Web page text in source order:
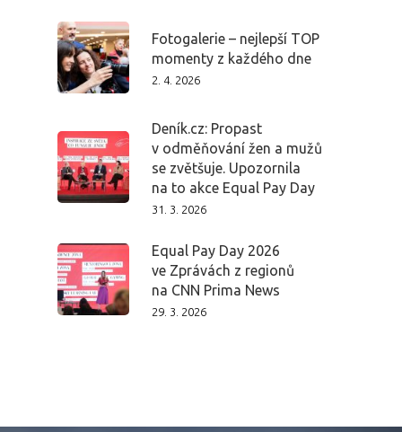
Fotogalerie – nejlepší TOP
momenty z každého dne
2. 4. 2026
Deník.cz: Propast
v odměňování žen a mužů
se zvětšuje. Upozornila
na to akce Equal Pay Day
31. 3. 2026
Equal Pay Day 2026
ve Zprávách z regionů
na CNN Prima News
29. 3. 2026